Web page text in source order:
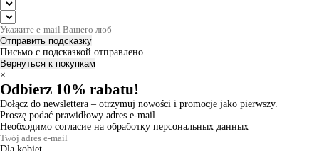
Отправить подсказку
Письмо с подсказкой отправлено
Вернуться к покупкам
×
Odbierz 10% rabatu!
Dołącz do newslettera – otrzymuj nowości i promocje jako pierwszy.
Proszę podać prawidłowy adres e-mail.
Необходимо согласие на обработку персональных данных